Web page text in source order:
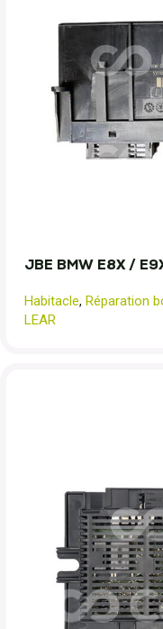
JBE BMW E8X /
Habitacle, Réparation
LEAR